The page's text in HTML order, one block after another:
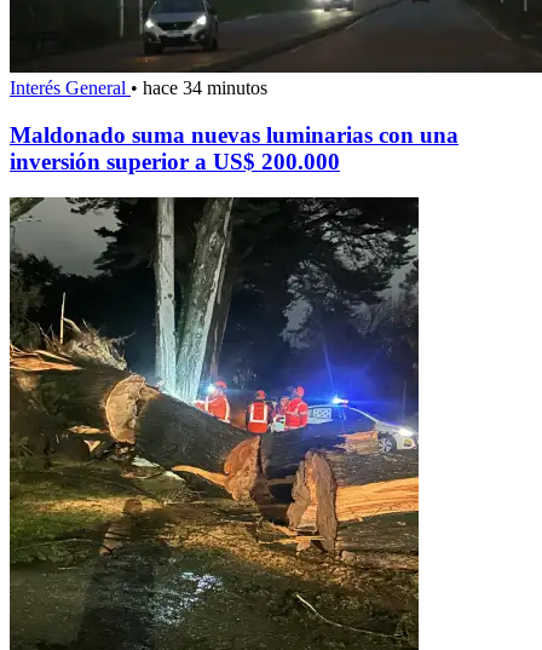
Interés General • hace 34 minutos
Maldonado suma nuevas luminarias con una
inversión superior a US$ 200.000